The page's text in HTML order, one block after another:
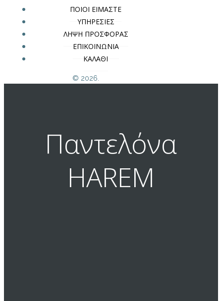
ΠΟΙΟΙ ΕΙΜΑΣΤΕ
ΥΠΗΡΕΣΙΕΣ
ΛΗΨΗ ΠΡΟΣΦΟΡΑΣ
ΕΠΙΚΟΙΝΩΝΙΑ
ΚΑΛΑΘΙ
© 2026.
Παντελόνα
HAREM